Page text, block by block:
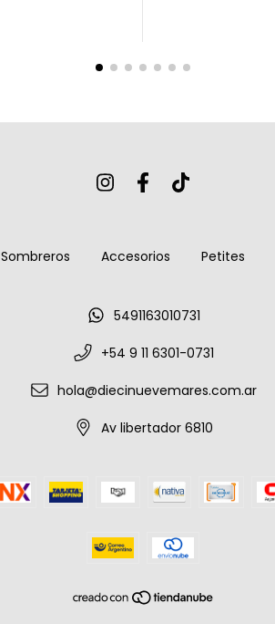
Sombreros Accesorios Petites
5491163010731
+54 9 11 6301-0731
hola@diecinuevemares.com.ar
Av libertador 6810